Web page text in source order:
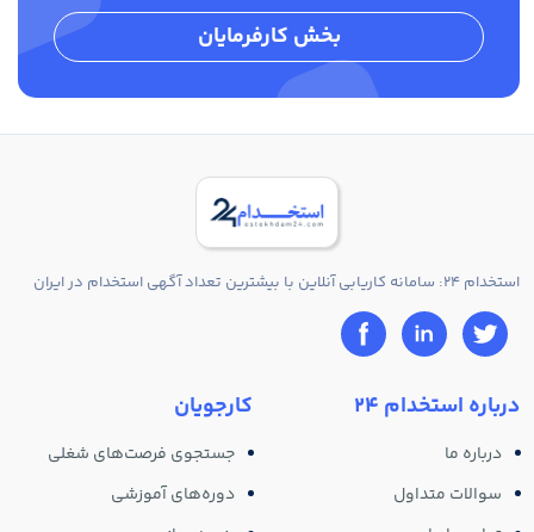
بخش کارفرمایان
استخدام 24: سامانه کاریابی آنلاین با بیشترین تعداد آگهی استخدام در ایران
درباره استخدام 24
درباره ما
سوالات متداول
کارجویان
جستجوی فرصت‌های شغلی
دوره‌های آموزشی